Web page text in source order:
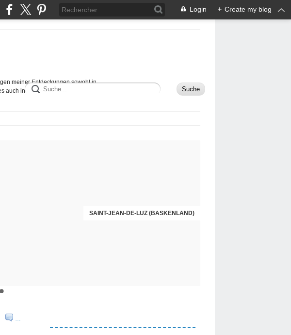
Login + Create my blog
meiner Entdeckungen sowohl in
auch in französisch hier :
SAINT-JEAN-DE-LUZ (BASKENLAND)
MAULÉON-LICHARRE (BASKENLAND)
…